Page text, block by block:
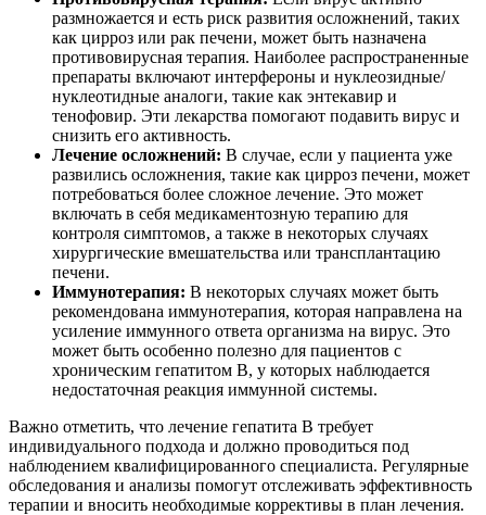
размножается и есть риск развития осложнений, таких
как цирроз или рак печени, может быть назначена
противовирусная терапия. Наиболее распространенные
препараты включают интерфероны и нуклеозидные/
нуклеотидные аналоги, такие как энтекавир и
тенофовир. Эти лекарства помогают подавить вирус и
снизить его активность.
Лечение осложнений: В случае, если у пациента уже
развились осложнения, такие как цирроз печени, может
потребоваться более сложное лечение. Это может
включать в себя медикаментозную терапию для
контроля симптомов, а также в некоторых случаях
хирургические вмешательства или трансплантацию
печени.
Иммунотерапия: В некоторых случаях может быть
рекомендована иммунотерапия, которая направлена на
усиление иммунного ответа организма на вирус. Это
может быть особенно полезно для пациентов с
хроническим гепатитом B, у которых наблюдается
недостаточная реакция иммунной системы.
Важно отметить, что лечение гепатита B требует
индивидуального подхода и должно проводиться под
наблюдением квалифицированного специалиста. Регулярные
обследования и анализы помогут отслеживать эффективность
терапии и вносить необходимые коррективы в план лечения.